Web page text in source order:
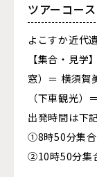
ツアーコース
よこすか近代
【集合・見学
窓）＝ 横須賀
（下車観光）
出発時間は下
①8時50分集合
②10時50分集